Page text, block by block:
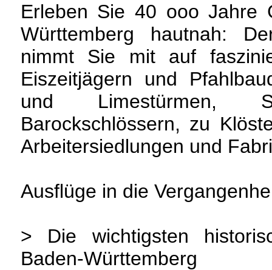
Erleben Sie 40 ooo Jahre
Württemberg hautnah:
nimmt Sie mit auf
Eiszeitjägern und
und Limestürmen,
Barockschlössern, zu
Arbeitersiedlungen und
Ausflüge in die
> Die wichtigsten
Baden-Württemberg